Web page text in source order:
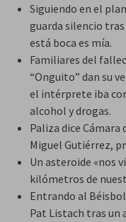
Siguiendo en el
guarda silencio
está boca es mía.
Familiares del
“Onguito” dan su
el intérprete iba
alcohol y drogas.
Paliza dice Cámara
Miguel Gutiérrez,
Un asteroide «nos
kilómetros de
Entrando al
Pat Listach tras un